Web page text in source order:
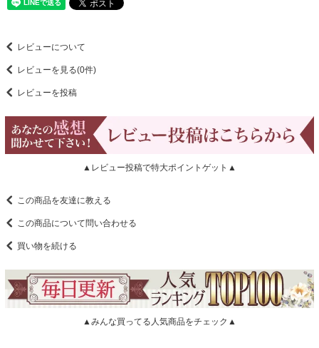
レビューについて
レビューを見る(0件)
レビューを投稿
▲レビュー投稿で特大ポイントゲット▲
この商品を友達に教える
この商品について問い合わせる
買い物を続ける
▲みんな買ってる人気商品をチェック▲